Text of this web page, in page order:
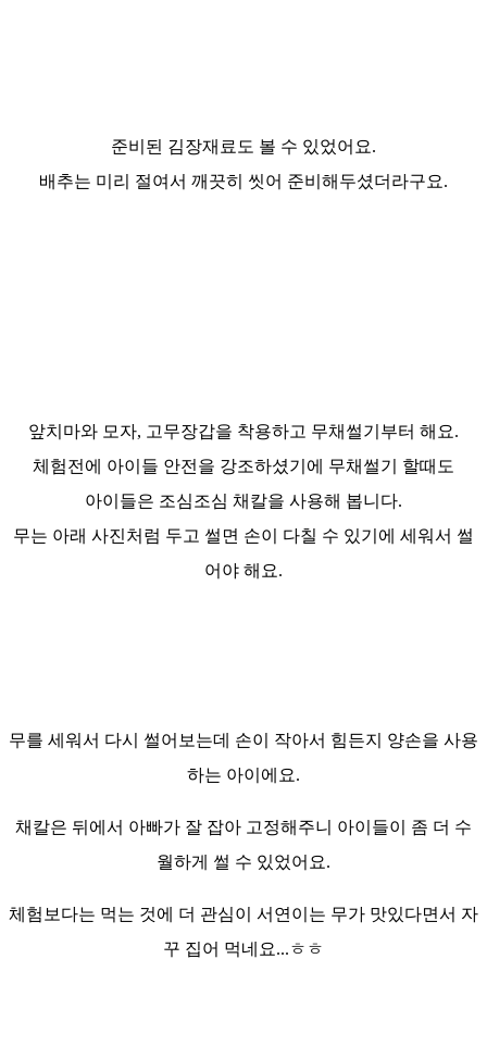
준비된 김장재료도 볼 수 있었어요.
배추는 미리 절여서 깨끗히 씻어 준비해두셨더라구요.
앞치마와 모자, 고무장갑을 착용하고 무채썰기부터 해요.
체험전에 아이들 안전을 강조하셨기에 무채썰기 할때도
아이들은 조심조심 채칼을 사용해 봅니다.
무는 아래 사진처럼 두고 썰면 손이 다칠 수 있기에 세워서 썰
어야 해요.
무를 세워서 다시 썰어보는데 손이 작아서 힘든지 양손을 사용
하는 아이에요.
채칼은 뒤에서 아빠가 잘 잡아 고정해주니 아이들이 좀 더 수
월하게 썰 수 있었어요.
체험보다는 먹는 것에 더 관심이 서연이는 무가 맛있다면서 자
꾸 집어 먹네요...ㅎㅎ